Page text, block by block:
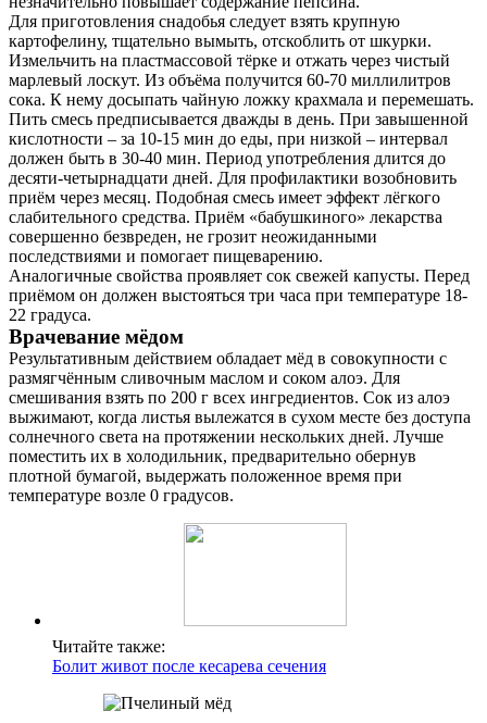
Для приготовления снадобья следует взять крупную
картофелину, тщательно вымыть, отскоблить от шкурки.
Измельчить на пластмассовой тёрке и отжать через чистый
марлевый лоскут. Из объёма получится 60-70 миллилитров
сока. К нему досыпать чайную ложку крахмала и перемешать.
Пить смесь предписывается дважды в день. При завышенной
кислотности – за 10-15 мин до еды, при низкой – интервал
должен быть в 30-40 мин. Период употребления длится до
десяти-четырнадцати дней. Для профилактики возобновить
приём через месяц. Подобная смесь имеет эффект лёгкого
слабительного средства. Приём «бабушкиного» лекарства
совершенно безвреден, не грозит неожиданными
последствиями и помогает пищеварению.
Аналогичные свойства проявляет сок свежей капусты. Перед
приёмом он должен выстояться три часа при температуре 18-
22 градуса.
Врачевание мёдом
Результативным действием обладает мёд в совокупности с
размягчённым сливочным маслом и соком алоэ. Для
смешивания взять по 200 г всех ингредиентов. Сок из алоэ
выжимают, когда листья вылежатся в сухом месте без доступа
солнечного света на протяжении нескольких дней. Лучше
поместить их в холодильник, предварительно обернув
плотной бумагой, выдержать положенное время при
температуре возле 0 градусов.
Читайте также:
Болит живот после кесарева сечения